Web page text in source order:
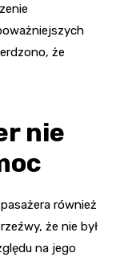
że
nie
również
że nie był
na jego